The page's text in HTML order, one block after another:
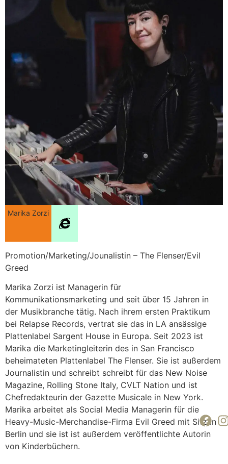
Marika Zorzi
Promotion/Marketing/Jounalistin – The Flenser/Evil
Greed
Marika Zorzi ist Managerin für
Kommunikationsmarketing und seit über 15 Jahren in
der Musikbranche tätig. Nach ihrem ersten Praktikum
bei Relapse Records, vertrat sie das in LA ansässige
Plattenlabel Sargent House in Europa. Seit 2023 ist
Marika die Marketingleiterin des in San Francisco
beheimateten Plattenlabel The Flenser. Sie ist außerdem
Journalistin und schreibt schreibt für das New Noise
Magazine, Rolling Stone Italy, CVLT Nation und ist
Chefredakteurin der Gazette Musicale in New York.
Marika arbeitet als Social Media Managerin für die
Heavy-Music-Merchandise-Firma Evil Greed mit Sitz in
Berlin und sie ist ist außerdem veröffentlichte Autorin
von Kinderbüchern.